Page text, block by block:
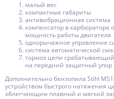
малый вес
компактные габариты
антивибрационная система
компенсатор в карбюраторе
мощность работы двигателя
однорычажное управление
система автоматической
тормоз цепи
на передний защитный упор
Дополнительно бензопила Stihl
устройством быстрого натяжения
облегчающим плавный и мягкий